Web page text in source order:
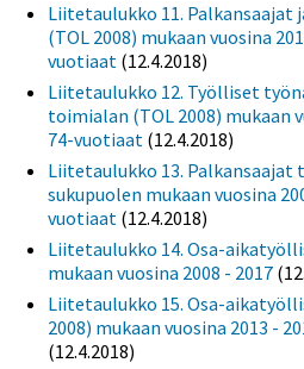
Liitetaulukko 11.
(TOL 2008) mukaan vuosina
vuotiaat (12.4.2018)
Liitetaulukko 12. Työlliset
toimialan (TOL 2008) mukaan
74-vuotiaat (12.4.2018)
Liitetaulukko 13.
sukupuolen mukaan vuosina
vuotiaat (12.4.2018)
Liitetaulukko 14. Osa-
mukaan vuosina 2008 - 2017
Liitetaulukko 15. Osa-
2008) mukaan vuosina 2013 -
(12.4.2018)